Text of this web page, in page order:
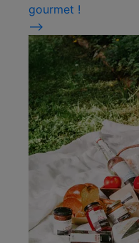
gourmet !
⟶